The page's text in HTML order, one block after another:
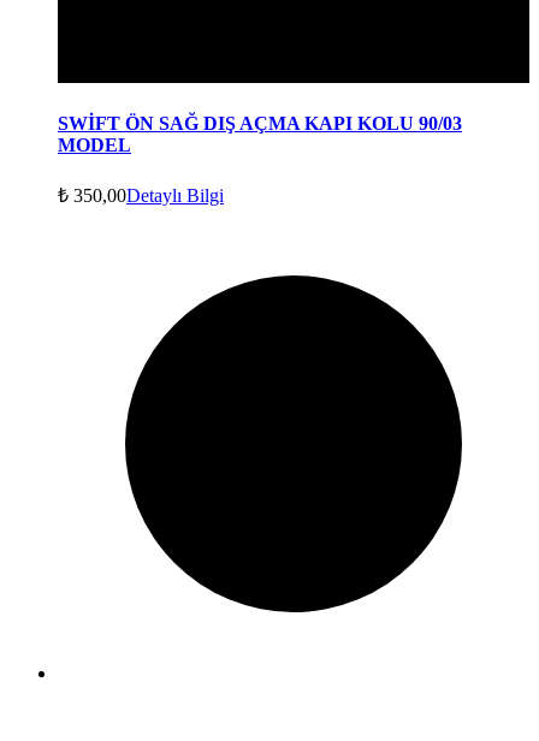
SWİFT ÖN SAĞ DIŞ AÇMA KAPI KOLU 90/03
MODEL
₺ 350,00Detaylı Bilgi